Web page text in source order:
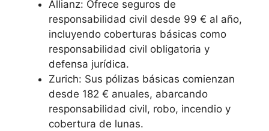
Allianz: Ofrece seguros de
responsabilidad civil desde 99 € al año,
incluyendo coberturas básicas como
responsabilidad civil obligatoria y
defensa jurídica.
Zurich: Sus pólizas básicas comienzan
desde 182 € anuales, abarcando
responsabilidad civil, robo, incendio y
cobertura de lunas.